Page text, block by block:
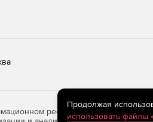
ресурсе store.softline.ru
Продолжая
использовать файлы